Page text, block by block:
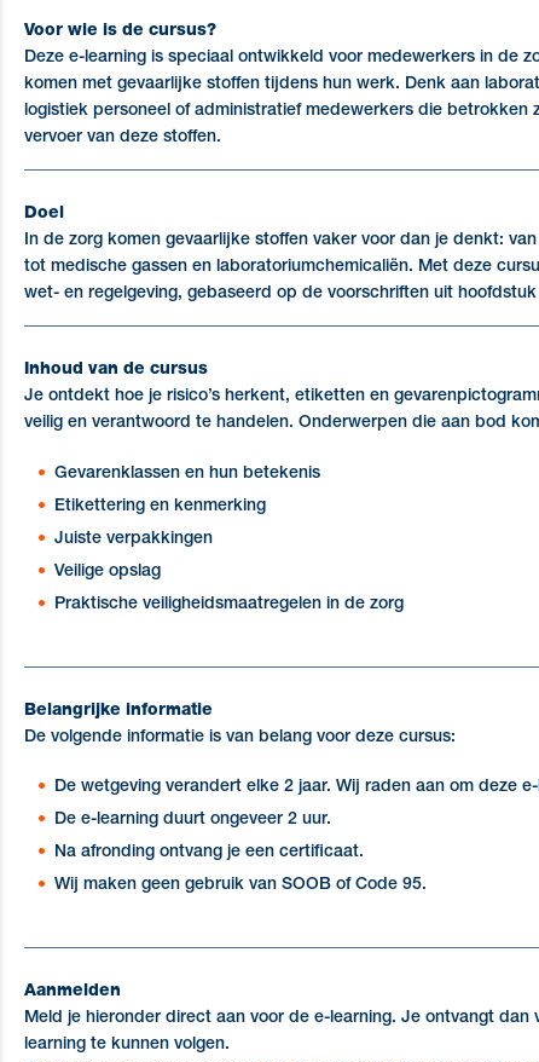
Voor wie is de cursus?
Deze e-learning is speciaal ontwikkeld voor medewerkers in de
komen met gevaarlijke stoffen tijdens hun werk. Denk aan
logistiek personeel of administratief medewerkers die
vervoer van deze stoffen.
Doel
In de zorg komen gevaarlijke stoffen vaker voor dan je denkt:
tot medische gassen en laboratoriumchemicaliën. Met deze
wet- en regelgeving, gebaseerd op de voorschriften uit hoofdstuk
Inhoud van de cursus
Je ontdekt hoe je risico’s herkent, etiketten en
veilig en verantwoord te handelen. Onderwerpen die aan bod
Gevarenklassen en hun betekenis
Etikettering en kenmerking
Juiste verpakkingen
Veilige opslag
Praktische veiligheidsmaatregelen in de zorg
Belangrijke informatie
De volgende informatie is van belang voor deze cursus:
De wetgeving verandert elke 2 jaar. Wij raden aan om deze
De e-learning duurt ongeveer 2 uur.
Na afronding ontvang je een certificaat.
Wij maken geen gebruik van SOOB of Code 95.
Aanmelden
Meld je hieronder direct aan voor de e-learning. Je ontvangt dan
learning te kunnen volgen.